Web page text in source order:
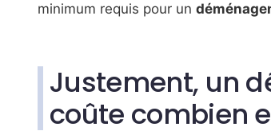
minimum requis pour un
Justement, un
coûte combien